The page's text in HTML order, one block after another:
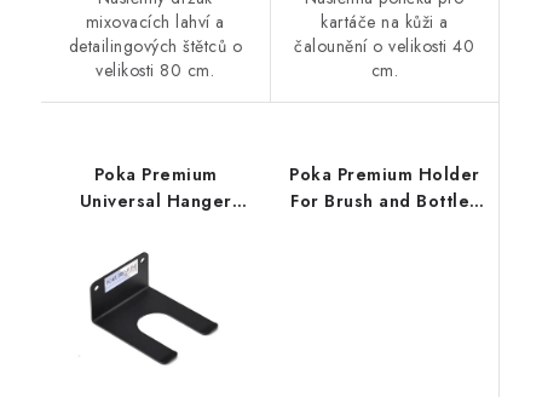
mixovacích lahví a
detailingových štětců o
velikosti 80 cm.
kartáče na kůži a
čalounění o velikosti 40
cm.
Poka Premium
Universal Hanger
Poka Premium Holder
For Brush and Bottles